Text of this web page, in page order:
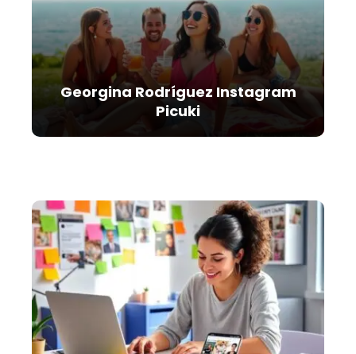
Georgina Rodríguez Instagram
Picuki